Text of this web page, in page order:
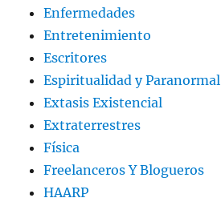
Enfermedades
Entretenimiento
Escritores
Espiritualidad y Paranormal
Extasis Existencial
Extraterrestres
Física
Freelanceros Y Blogueros
HAARP